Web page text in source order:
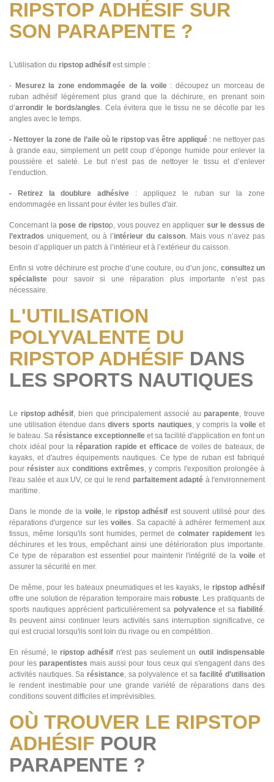
RIPSTOP ADHÉSIF SUR
SON PARAPENTE ?
L'utilisation du ripstop adhésif est simple :
- Mesurez la zone endommagée de la voile : découpez un morceau de
ruban adhésif légèrement plus grand que la déchirure, en prenant soin
d’arrondir le bords/angles. Cela évitera que le tissu ne se décolle par les
angles avec le temps.
- Nettoyer la zone de l’aile où le ripstop vas être appliqué: ne nettoyer pas
à grande eau, simplement un petit coup d’éponge humide pour enlever la
poussière et saleté. Le but n’est pas de nettoyer le tissu et d’enlever
l’enduction.
- Retirez la doublure adhésive : appliquez le ruban sur la zone
endommagée en lissant pour éviter les bulles d'air.
Concernant la pose de ripstop, vous pouvez en appliquer sur le dessus de
l’extrados uniquement, ou à l’intérieur du caisson. Mais vous n’avez pas
besoin d’appliquer un patch à l’intérieur et à l’extérieur du caisson.
Enfin si votre déchirure est proche d’une couture, ou d’un jonc, consultez un
spécialiste pour savoir si une réparation plus importante n’est pas
nécessaire.
L'UTILISATION
POLYVALENTE DU
RIPSTOP ADHÉSIF DANS
LES SPORTS NAUTIQUES
Le ripstop adhésif, bien que principalement associé auparapente, trouve
une utilisation étendue dansdivers sports nautiques, y compris la voileet
le bateau. Sa résistance exceptionnelle et sa facilité d'application en font un
choix idéal pour la réparation rapide et efficacede voiles de bateaux, de
kayaks, et d'autres équipements nautiques. Ce type de ruban est fabriqué
pourrésister aux conditions extrêmes, y compris l'exposition prolongée à
l'eau salée et aux UV, ce qui le rend parfaitement adapté à l'environnement
maritime.
Dans le monde de la voile, le ripstop adhésif est souvent utilisé pour des
réparations d'urgence sur lesvoiles. Sa capacité à adhérer fermement aux
tissus, même lorsqu'ils sont humides, permet de colmater rapidement les
déchirures et les trous, empêchant ainsi une détérioration plus importante.
Ce type de réparation est essentiel pour maintenir l'intégrité de lavoile et
assurer la sécurité en mer.
De même, pour les bateaux pneumatiques et les kayaks, leripstop adhésif
offre une solution de réparation temporaire maisrobuste. Les pratiquants de
sports nautiques apprécient particulièrement sa polyvalenceet sa fiabilité.
Ils peuvent ainsi continuer leurs activités sans interruption significative, ce
qui est crucial lorsqu'ils sont loin du rivage ou en compétition.
En résumé, leripstop adhésif n'est pas seulement unoutil indispensable
pour lesparapentistes mais aussi pour tous ceux qui s'engagent dans des
activités nautiques. Sa résistance, sa polyvalence et safacilité d'utilisation
le rendent inestimable pour une grande variété de réparations dans des
conditions souvent difficiles et imprévisibles.
OÙ TROUVER LE RIPSTOP
ADHÉSIF POUR
PARAPENTE ?